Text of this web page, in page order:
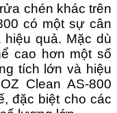
chén khác trên
có một sự cân
quả. Mặc dù
cao hơn một số
tích lớn và hiệu
Clean AS-800
đặc biệt cho các